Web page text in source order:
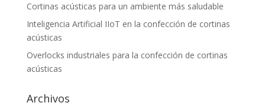
Cortinas acústicas para un ambiente más saludable
Inteligencia Artificial IIoT en la confección de cortinas
acústicas
Overlocks industriales para la confección de cortinas
acústicas
Archivos